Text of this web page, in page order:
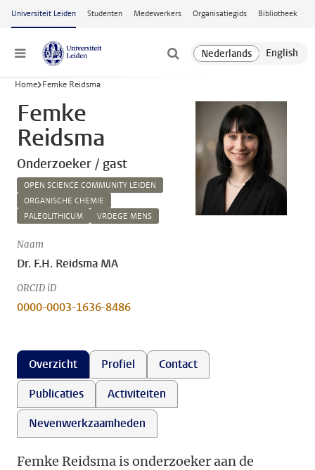
Ga naar hoofdinhoud
Universiteit Leiden Studenten Medewerkers Organisatiegids Bibliotheek
Menu
Home Femke Reidsma
Femke
Reidsma
Onderzoeker / gast
OPEN SCIENCE COMMUNITY LEIDEN
ORGANISCHE CHEMIE
PALEOLITHICUM
VROEGE MENS
Naam
Dr. F.H. Reidsma MA
ORCID iD
0000-0003-1636-8486
Overzicht Profiel
Contact
Publicaties
Activiteiten
Nevenwerkzaamheden
Femke Reidsma is onderzoeker aan de